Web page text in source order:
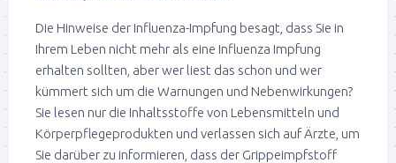
Die Hinweise der Influenza-Impfung besagt, dass Sie in
Ihrem Leben nicht mehr als eine Influenza Impfung
erhalten sollten, aber wer liest das schon und wer
kümmert sich um die Warnungen und Nebenwirkungen?
Sie lesen nur die Inhaltsstoffe von Lebensmitteln und
Körperpflegeprodukten und verlassen sich auf Ärzte, um
Sie darüber zu informieren, dass der Grippeimpfstoff